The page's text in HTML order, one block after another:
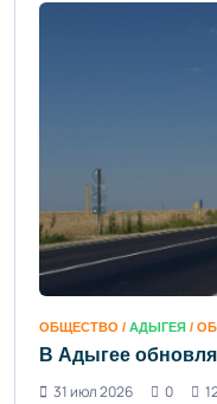
ОБЩЕСТВО / АДЫГЕЯ /
В Адыгее
31 июл 2026
0